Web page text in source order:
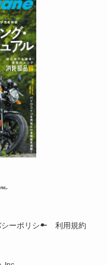
ーポリシー
利用規約